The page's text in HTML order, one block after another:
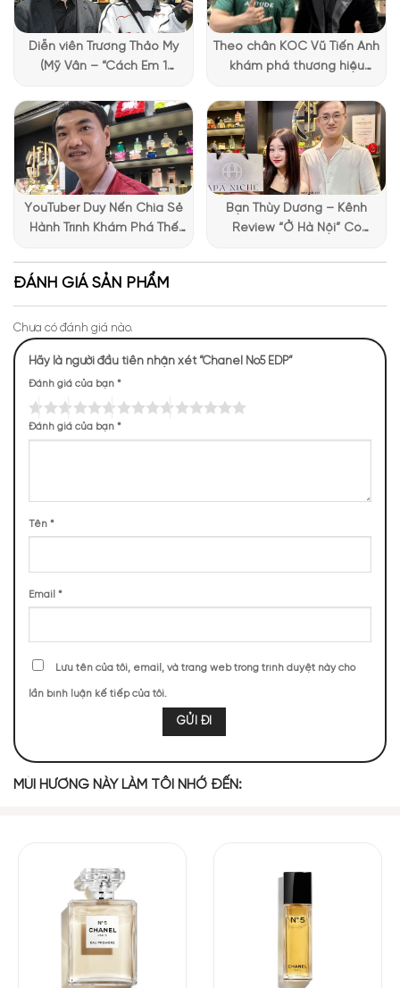
Thiết kế chai nước hoa No5 EDP
Nước hoa No5 EDPmang trong mình một hương thơm phức
tạp và tinh tế, với thiết kế chai đơn giản và cổ điển chữ nhật.
Đây là một trong những chai nước hoa đã tạo nên cơn sốt và
làm điên đảo cả thế giới nước hoa. Màu vàng óng ánh của
nắng. Thiết kế của chai đơn giản, không cầu kỳ, với tên gọi
được in gọn gàng trên bề mặt chai. Tất cả tạo nên một cảm
Mùi hương Chanel No 5 Eau de Parfum quyến rũ, tinh
1193 (11,55%)
Anđêhít
Hoa Ngọc Lan
Diễn viên Trương Thảo My
(Mỹ Vân – “Cách Em 1
chia sẻ trải nghiệm chọn
nước hoa đầy thú vị
Theo chân KOC Vũ Tiến Anh
khám phá thương hiệu
YouTuber Duy Nến Chia Sẻ
Hành Trình Khám Phá Thế
Bạn Thùy Dương – Kênh
Review “Ở Hà Nội” Có
ĐÁNH GIÁ SẢN PHẨM
Chưa có đánh giá nào.
Hãy là người đầu tiên nhận xét “Chanel No5 EDP”
Đánh giá của bạn *
Đánh giá của bạn *
Tên *
Email *
Lưu tên của tôi, email, và trang web trong trình duyệt này cho
lần bình luận kế tiếp của tôi.
MÙI HƯƠNG NÀY LÀM TÔI NHỚ ĐẾN: